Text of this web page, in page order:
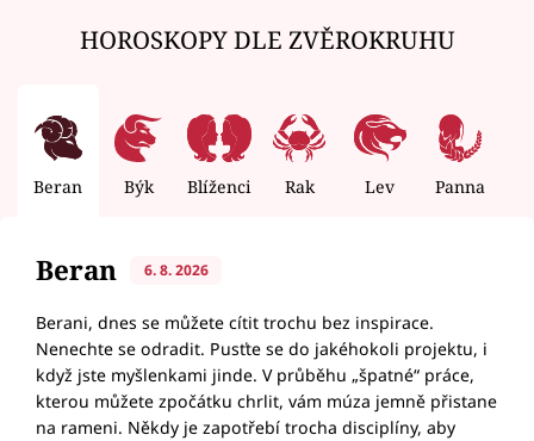
HOROSKOPY DLE ZVĚROKRUHU
Beran Býk Blíženci Rak Lev Panna
Beran 6. 8. 2026
Berani, dnes se můžete cítit trochu bez inspirace.
Nenechte se odradit. Pusťte se do jakéhokoli projektu, i
když jste myšlenkami jinde. V průběhu „špatné“ práce,
kterou můžete zpočátku chrlit, vám múza jemně přistane
na rameni. Někdy je zapotřebí trocha disciplíny, aby